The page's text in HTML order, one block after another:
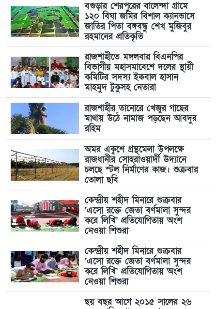
বগুড়ার শেরপুরের বালেন্দা গ্রামে
১২০ বিঘা জমির বিশাল ক্যানভাসে
জাতির পিতা বঙ্গবন্ধু শেখ মুজিবুর
রহমানের প্রতিকৃতি
রাজশাহীতে মঙ্গলবার বিএনপির
বিভাগীয় মহাসমাবেশে দলের স্থায়ী
কমিটির সদস্য ইকবাল হাসান
মাহমুদ টুকুসহ নেতারা
রাজশাহীর তানোরে খেজুর গাছের
মাথায় উঠে নামাজ পড়ছেন আবদুর
রহিম
অমর একুশে গ্রন্থমেলা উপলক্ষে
রাজধানীর সোহরাওয়ার্দী উদ্যানে
চলছে স্টল নির্মাণের কাজ। শুক্রবার
তোলা ছবি
কেন্দ্রীয় শহীদ মিনারে শুক্রবার
‘এসো রক্তে জেতা বর্ণমালা সুন্দর
করে লিখি’ প্রতিযোগিতায় অংশ
নেওয়া শিশুরা
কেন্দ্রীয় শহীদ মিনারে শুক্রবার
‘এসো রক্তে জেতা বর্ণমালা সুন্দর
করে লিখি’ প্রতিযোগিতায় অংশ
নেওয়া শিশুরা
ছয় বছর আগে ২০১৫ সালের ২৬